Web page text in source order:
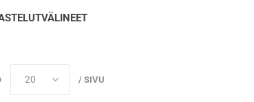
/ SIVU